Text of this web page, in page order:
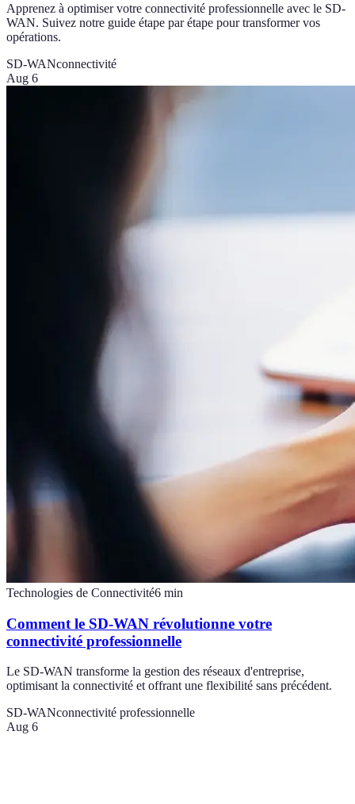
Apprenez à optimiser votre connectivité professionnelle avec le SD-
WAN. Suivez notre guide étape par étape pour transformer vos
opérations.
SD-WANconnectivité
Aug 6
Technologies de Connectivité6 min
Comment le SD-WAN révolutionne votre
connectivité professionnelle
Le SD-WAN transforme la gestion des réseaux d'entreprise,
optimisant la connectivité et offrant une flexibilité sans précédent.
SD-WANconnectivité professionnelle
Aug 6